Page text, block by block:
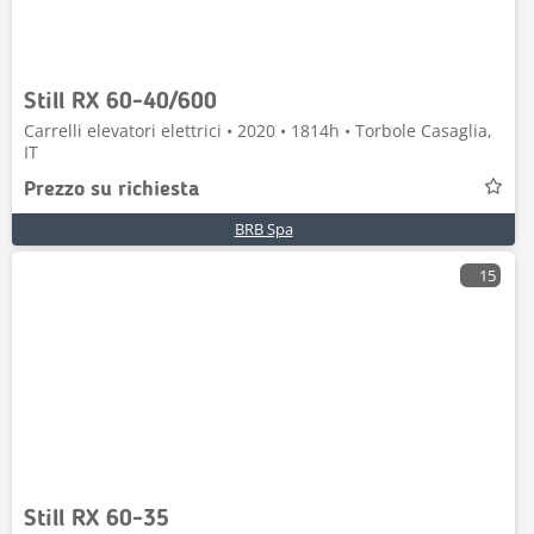
Still RX 60-40/600
Carrelli elevatori elettrici • 2020 • 1814h • Torbole Casaglia,
IT
Prezzo su richiesta
BRB Spa
15
Still RX 60-35